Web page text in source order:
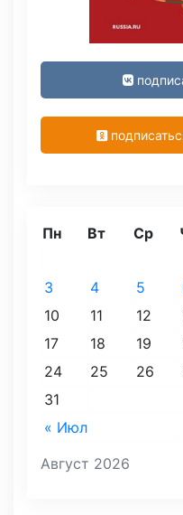
Август 2026
Пн Вт Ср
« Июл
3
4 5
10
11 12
17
18 19
24
25 26
31